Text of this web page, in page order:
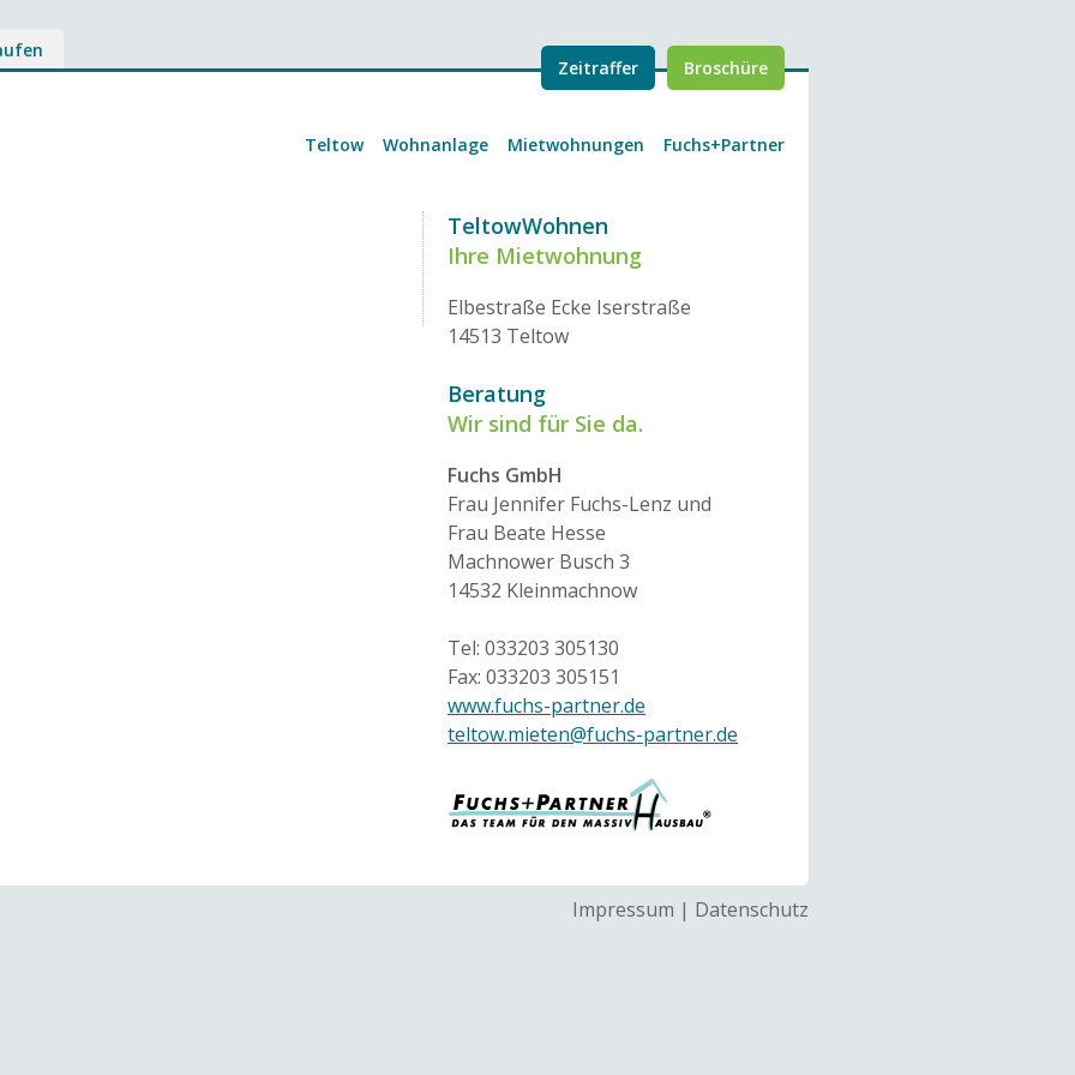
Teltow Wohnanlage Mietwohnungen Fuchs+Partner
Zeitraffer Broschüre
TeltowWohnen
Ihre Mietwohnung
Elbestraße Ecke Iserstraße
14513 Teltow
Beratung
Wir sind für Sie da.
Fuchs GmbH
Frau Jennifer Fuchs-Lenz und
Frau Beate Hesse
Machnower Busch 3
14532 Kleinmachnow
Tel: 033203 305130
Fax: 033203 305151
www.fuchs-partner.de
teltow.mieten@fuchs-partner.de
Impressum | Datenschutz